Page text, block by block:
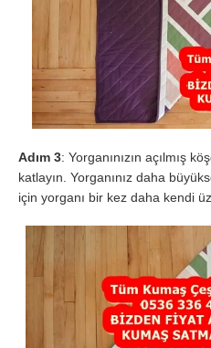
Adım 3: Yorganınızın açılmış
katlayın. Yorganınız daha
için yorganı bir kez daha kendi